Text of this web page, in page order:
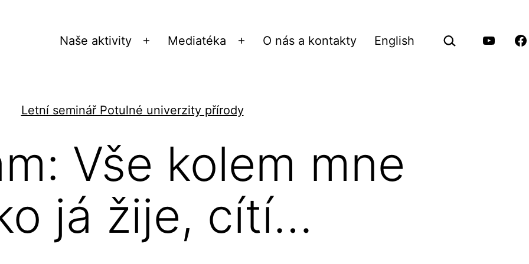
Naše aktivity
Otevřít
Mediatéka
Otevřít
O nás a kontakty English
Hledat
…
Letní seminář Potulné univerzity přírody
Vše kolem mne
já žije, cítí…